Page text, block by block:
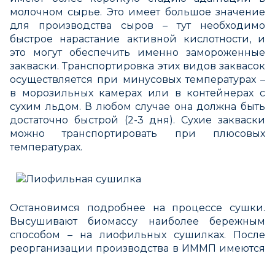
молочном сырье. Это имеет большое значение
для производства сыров – тут необходимо
быстрое нарастание активной кислотности, и
это могут обеспечить именно замороженные
закваски. Транспортировка этих видов заквасок
осуществляется при минусовых температурах –
в морозильных камерах или в контейнерах с
сухим льдом. В любом случае она должна быть
достаточно быстрой (2-3 дня). Сухие закваски
можно транспортировать при плюсовых
температурах.
Остановимся подробнее на процессе сушки.
Высушивают биомассу наиболее бережным
способом – на лиофильных сушилках. После
реорганизации производства в ИММП имеются